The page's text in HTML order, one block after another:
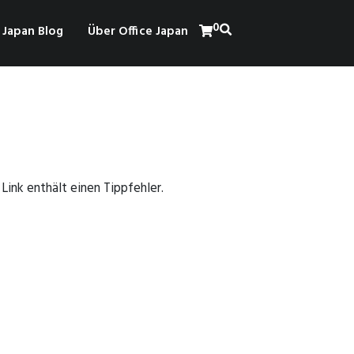
Japan Blog Über Office Japan 0
enthält einen Tippfehler.